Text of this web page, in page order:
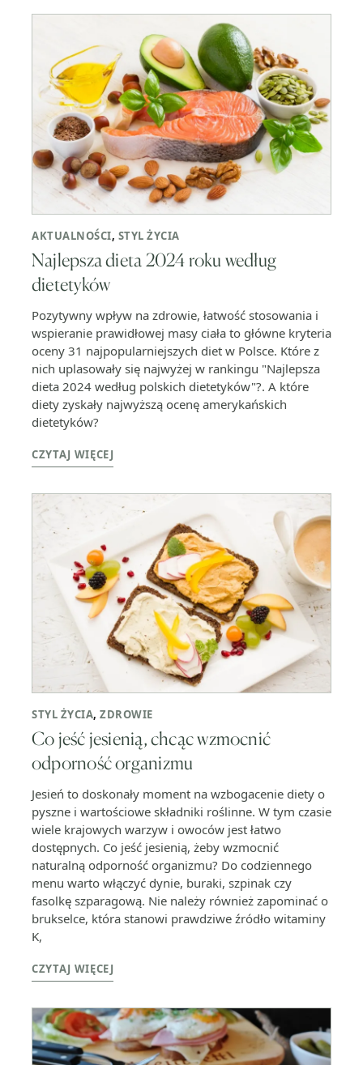
AKTUALNOŚCI, STYL ŻYCIA
Najlepsza dieta 2024 roku według
dietetyków
Pozytywny wpływ na zdrowie, łatwość stosowania i
wspieranie prawidłowej masy ciała to główne kryteria
oceny 31 najpopularniejszych diet w Polsce. Które z
nich uplasowały się najwyżej w rankingu "Najlepsza
dieta 2024 według polskich dietetyków"?. A które
diety zyskały najwyższą ocenę amerykańskich
dietetyków?
CZYTAJ WIĘCEJ
STYL ŻYCIA,ZDROWIE
Co jeść jesienią, chcąc wzmocnić
odporność organizmu
Jesień to doskonały moment na wzbogacenie diety o
pyszne i wartościowe składniki roślinne. W tym czasie
wiele krajowych warzyw i owoców jest łatwo
dostępnych. Co jeść jesienią, żeby wzmocnić
naturalną odporność organizmu? Do codziennego
menu warto włączyć dynie, buraki, szpinak czy
fasolkę szparagową. Nie należy również zapominać o
brukselce, która stanowi prawdziwe źródło witaminy
K,
CZYTAJ WIĘCEJ